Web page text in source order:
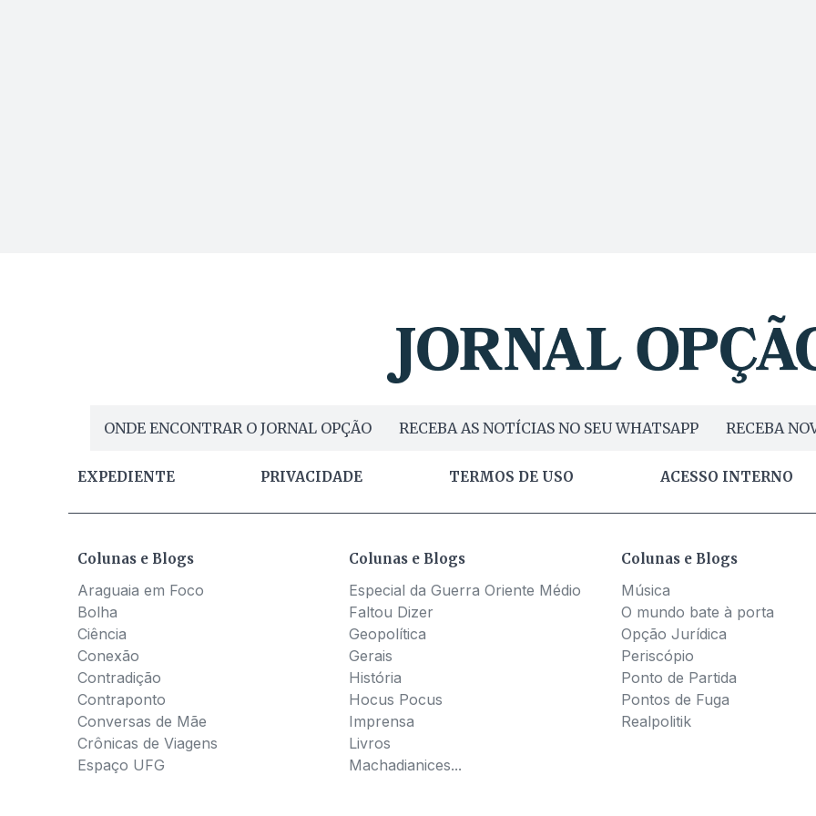
ONDE ENCONTRAR O JORNAL OPÇÃO RECEBA AS NOTÍCIAS NO SEU WHATSAPP RECEBA
EXPEDIENTE PRIVACIDADE TERMOS DE USO ACESSO INTERNO
Colunas e Blogs
Araguaia em Foco
Bolha
Ciência
Conexão
Contradição
Contraponto
Conversas de Mãe
Crônicas de Viagens
Espaço UFG
Colunas e Blogs
Especial da Guerra Oriente Médio
Faltou Dizer
Geopolítica
Gerais
História
Hocus Pocus
Imprensa
Livros
Machadianices...
Colunas e Blogs
Música
O mundo bate à porta
Opção Jurídica
Periscópio
Ponto de Partida
Pontos de Fuga
Realpolitik